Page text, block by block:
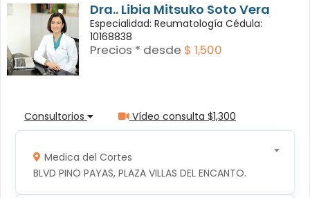
Dra.. Libia Mitsuko Soto Vera
Especialidad: Reumatología Cédula:
10168838
Precios * desde $ 1,500
Consultorios Vídeo consulta $1,300
Medica del Cortes
BLVD PINO PAYAS, PLAZA VILLAS DEL ENCANTO.